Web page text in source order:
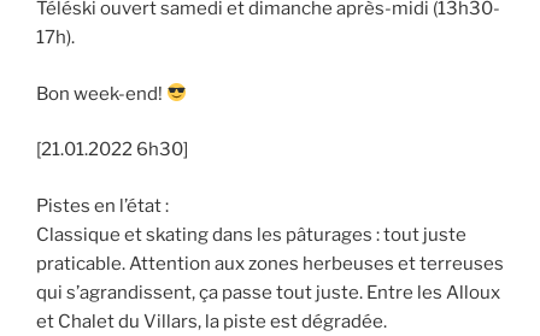
Téléski ouvert samedi et dimanche après-midi (13h30-
17h).
Bon week-end!
[21.01.2022 6h30]
Pistes en l’état :
Classique et skating dans les pâturages : tout juste
praticable. Attention aux zones herbeuses et terreuses
qui s’agrandissent, ça passe tout juste. Entre les Alloux
et Chalet du Villars, la piste est dégradée.